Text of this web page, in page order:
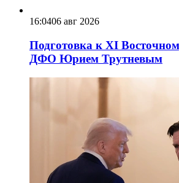
16:0406 авг 2026
Подготовка к XI
ДФО Юрием Трутневым